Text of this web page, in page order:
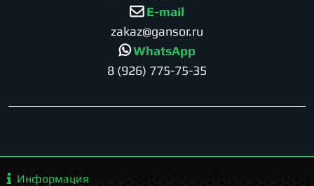
E-mail
zakaz@gansor.ru
WhatsApp
8 (926) 775-75-35
Информация